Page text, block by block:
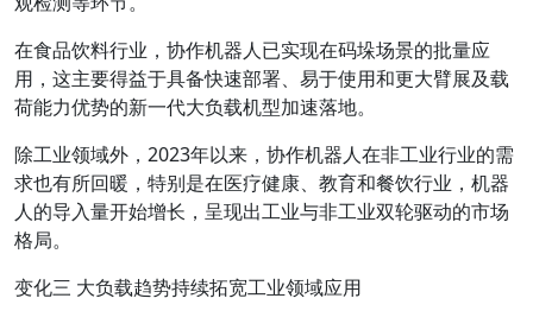
在食品饮料行业，协作机器人已实现在码垛场景的批量应
用，这主要得益于具备快速部署、易于使用和更大臂展及载
荷能力优势的新一代大负载机型加速落地。
除工业领域外，2023年以来，协作机器人在非工业行业的需
求也有所回暖，特别是在医疗健康、教育和餐饮行业，机器
人的导入量开始增长，呈现出工业与非工业双轮驱动的市场
格局。
变化三 大负载趋势持续拓宽工业领域应用